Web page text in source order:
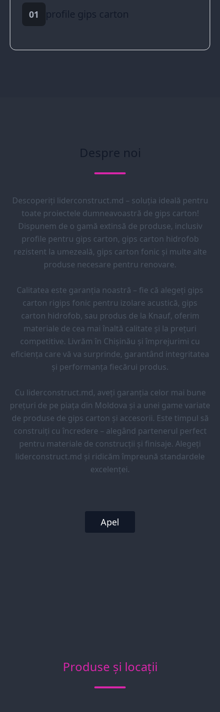
01 profile gips carton
Despre noi
Descoperiți liderconstruct.md – soluția ideală pentru
toate proiectele dumneavoastră de gips carton!
Dispunem de o gamă extinsă de produse, inclusiv
profile pentru gips carton, gips carton hidrofob
rezistent la umezeală, gips carton fonic și multe alte
produse necesare pentru renovare.
Calitatea este garanția noastră – fie că alegeți gips
carton rigips fonic pentru izolare acustică, gips
carton hidrofob, sau produs de la Knauf, oferim
materiale de cea mai înaltă calitate și la prețuri
competitive. Livrăm în Chișinău și împrejurimi cu
eficiența care vă va surprinde, garantând integritatea
și performanța fiecărui produs.
Cu liderconstruct.md, aveți garanția celor mai bune
prețuri de pe piața din Moldova și a unei game variate
de produse de gips carton și accesorii. Este timpul să
construiți cu încredere – alegând partenerul perfect
pentru materiale de construcții și finisaje. Alegeți
liderconstruct.md și ridicăm împreună standardele
excelenței.
Apel
Produse și locații